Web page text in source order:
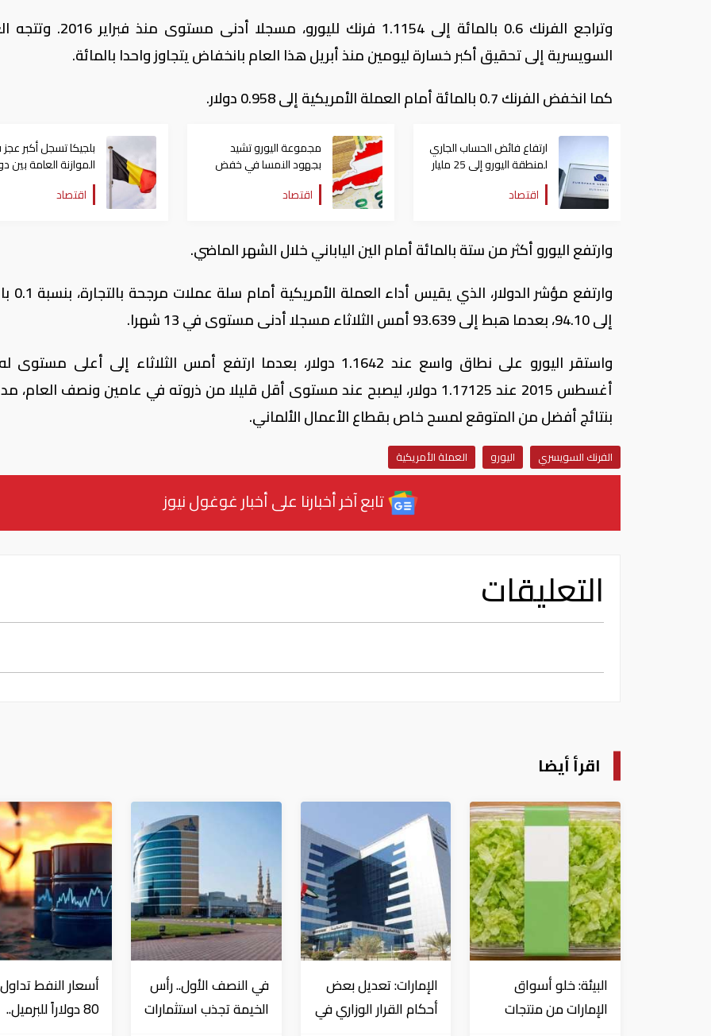
وتراجع الفرنك 0.6 بالمائة إلى 1.1154 فرنك لليورو، مسجلا
السويسرية إلى تحقيق أكبر خسارة ليومين منذ أبريل هذا العام بانخفاض يتجاوز واحدا بالمائة.
كما انخفض الفرنك 0.7 بالمائة أمام العملة الأمريكية إلى 0.958 دولار.
ارتفاع فائض الحساب الجاري
لمنطقة اليورو إلى 25 مليار
يورو
اقتصاد
مجموعة اليورو تشيد
بجهود النمسا في خفض
عجز الميزانية
اقتصاد
بلجيكا تسجل أكبر
الموازنة العامة بين
منطقة اليورو
اقتصاد
وارتفع اليورو أكثر من ستة بالمائة أمام الين الياباني خلال الشهر الماضي.
وارتفع مؤشر
إلى 94.10، بعدما هبط إلى 93.639 أمس الثلاثاء مسجلا أدنى مستوى في 13 شهرا.
واستقر اليورو على نطاق واسع عند 1.1642 دولار، بعدما ارتفع أمس الثلاثاء إلى أعلى
أغسطس 2015 عند 1.17125 دولار، ليصبح عند مستوى أقل قليلا من ذروته في عامين ونصف العام،
بنتائج أفضل من المتوقع لمسح خاص بقطاع الأعمال الألماني.
الفرنك السويسري اليورو العملة الأمريكية
تابع آخر أخبارنا على أخبار غوغول نيوز
التعليقات
اقرأ أيضا
البيئة: خلو أسواق
الإمارات من منتجات
الإمارات: تعديل بعض
أحكام القرار الوزاري في
في النصف الأول.. رأس
الخيمة تجذب استثمارات
أسعار النفط
80 دولاراً للبرميل..